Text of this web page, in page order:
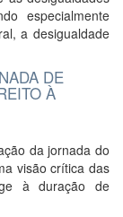
especialmente
a desigualdade
DE
À
da jornada do
visão crítica das
à duração de